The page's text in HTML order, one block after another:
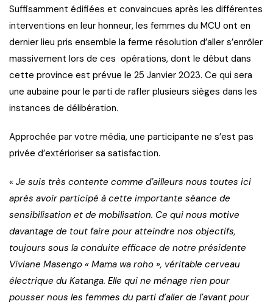
Suffisamment édifiées et convaincues après les différentes
interventions en leur honneur, les femmes du MCU ont en
dernier lieu pris ensemble la ferme résolution d’aller s’enrôler
massivement lors de ces opérations, dont le début dans
cette province est prévue le 25 Janvier 2023. Ce qui sera
une aubaine pour le parti de rafler plusieurs sièges dans les
instances de délibération.
Approchée par votre média, une participante ne s’est pas
privée d’extérioriser sa satisfaction.
« Je suis très contente comme d’ailleurs nous toutes ici
après avoir participé à cette importante séance de
sensibilisation et de mobilisation. Ce qui nous motive
davantage de tout faire pour atteindre nos objectifs,
toujours sous la conduite efficace de notre présidente
Viviane Masengo « Mama wa roho », véritable cerveau
électrique du Katanga. Elle qui ne ménage rien pour
pousser nous les femmes du parti d’aller de l’avant pour